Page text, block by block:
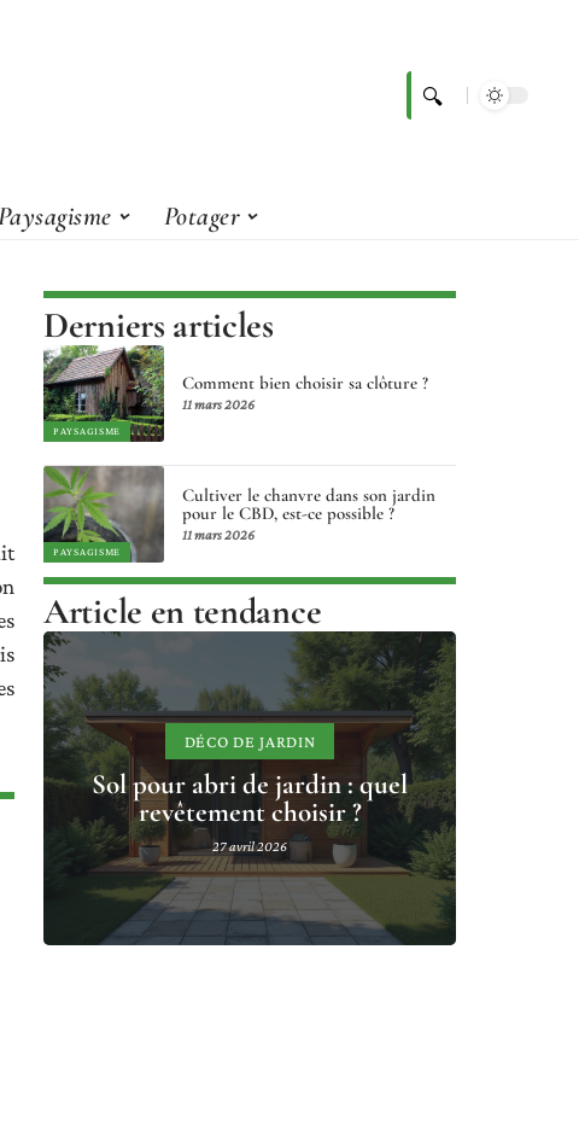
Potager
Derniers articles
PAYSAGISME
Comment bien choisir sa clôture ?
11 mars 2026
PAYSAGISME
Cultiver le chanvre dans son jardin
pour le CBD, est-ce possible ?
11 mars 2026
Article en tendance
DÉCO DE JARDIN
Sol pour abri de jardin : quel
revêtement choisir ?
27 avril 2026